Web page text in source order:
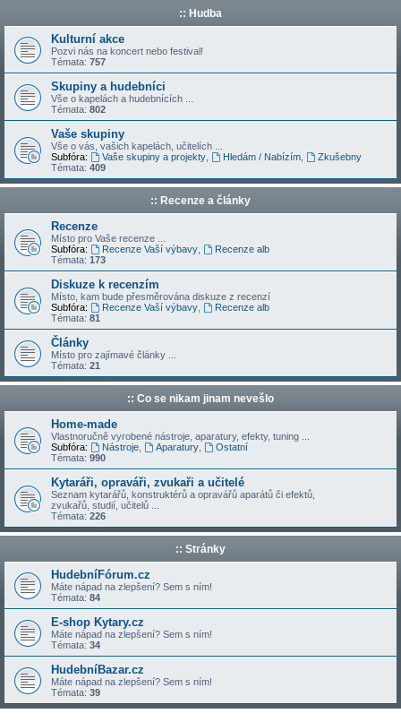
:: Hudba
Kulturní akce
Pozvi nás na koncert nebo festival!
Témata: 757
Skupiny a hudebníci
Vše o kapelách a hudebnících ...
Témata: 802
Vaše skupiny
Vše o vás, vašich kapelách, učitelích ...
Subfóra:
Vaše skupiny a projekty, Hledám / Nabízím,
Zkušebny
Témata: 409
:: Recenze a články
Recenze
Místo pro Vaše recenze ...
Subfóra:
Recenze Vaší výbavy,
Recenze alb
Témata: 173
Diskuze k recenzím
Místo, kam bude přesměrována diskuze z recenzí
Subfóra:
Recenze Vaší výbavy,
Recenze alb
Témata: 81
Články
Místo pro zajímavé články ...
Témata: 21
:: Co se nikam jinam nevešlo
Home-made
Vlastnoručně vyrobené nástroje, aparatury, efekty, tuning ...
Subfóra:
Nástroje, Aparatury,
Ostatní
Témata: 990
Kytaráři, opraváři, zvukaři a učitelé
Seznam kytarářů, konstruktérů a opravářů aparátů či efektů,
zvukařů, studií, učitelů ...
Témata: 226
:: Stránky
HudebníFórum.cz
Máte nápad na zlepšení? Sem s ním!
Témata: 84
E-shop Kytary.cz
Máte nápad na zlepšení? Sem s ním!
Témata: 34
HudebníBazar.cz
Máte nápad na zlepšení? Sem s ním!
Témata: 39